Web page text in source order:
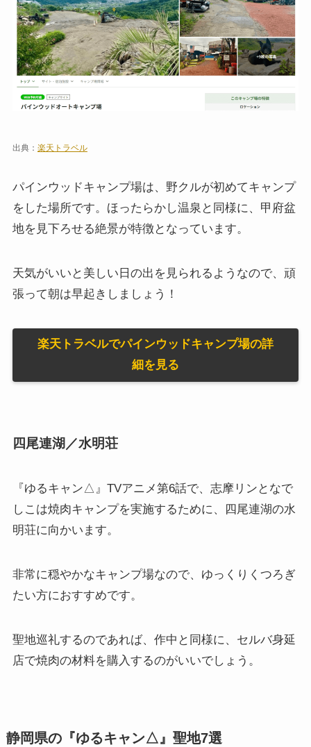
出典： 楽天トラベル
パインウッドキャンプ場は、野クルが初めてキャンプ
をした場所です。ほったらかし温泉と同様に、甲府盆
地を見下ろせる絶景が特徴となっています。
天気がいいと美しい日の出を見られるようなので、頑
張って朝は早起きしましょう！
楽天トラベルでパインウッドキャンプ場の詳
細を見る
四尾連湖／水明荘
『ゆるキャン△』TVアニメ第6話で、志摩リンとなで
しこは焼肉キャンプを実施するために、四尾連湖の水
明荘に向かいます。
非常に穏やかなキャンプ場なので、ゆっくりくつろぎ
たい方におすすめです。
聖地巡礼するのであれば、作中と同様に、セルバ身延
店で焼肉の材料を購入するのがいいでしょう。
静岡県の『ゆるキャン△』聖地7選